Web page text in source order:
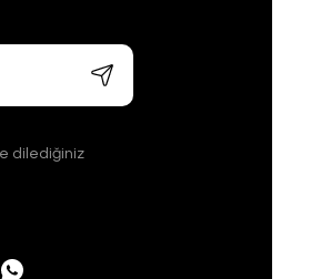
dilediğiniz